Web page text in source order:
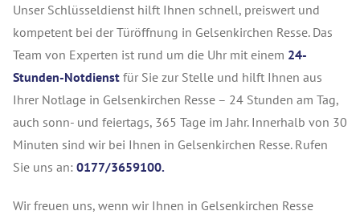
Unser Schlüsseldienst hilft Ihnen schnell, preiswert und
kompetent bei der Türöffnung in Gelsenkirchen Resse. Das
Team von Experten ist rund um die Uhr mit einem 24-
Stunden-Notdienst für Sie zur Stelle und hilft Ihnen aus
Ihrer Notlage in Gelsenkirchen Resse – 24 Stunden am Tag,
auch sonn- und feiertags, 365 Tage im Jahr. Innerhalb von 30
Minuten sind wir bei Ihnen in Gelsenkirchen Resse. Rufen
Sie uns an: 0177/3659100.
Wir freuen uns, wenn wir Ihnen in Gelsenkirchen Resse